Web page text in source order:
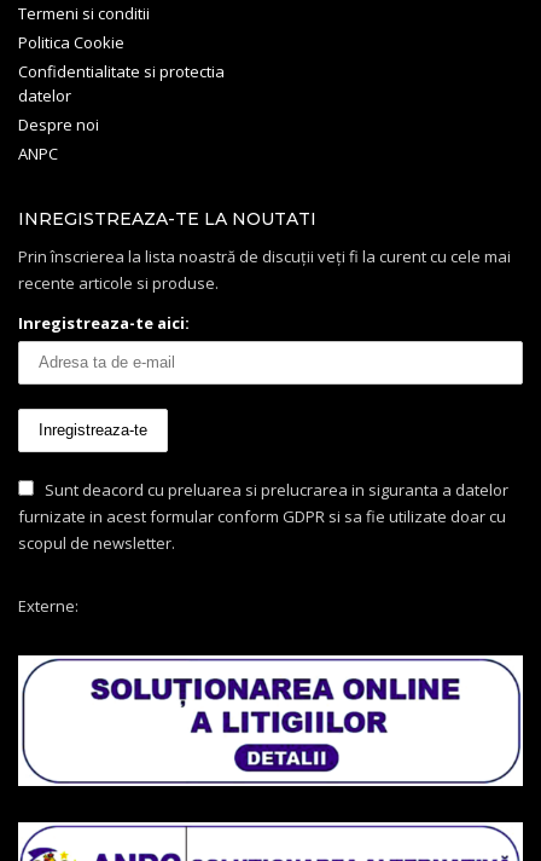
Termeni si conditii
Politica Cookie
Confidentialitate si protectia
datelor
Despre noi
ANPC
INREGISTREAZA-TE LA NOUTATI
Prin înscrierea la lista noastră de discuții veți fi la curent cu cele mai
recente articole si produse.
Inregistreaza-te aici:
Sunt deacord cu preluarea si prelucrarea in siguranta a datelor
furnizate in acest formular conform GDPR si sa fie utilizate doar cu
scopul de newsletter.
Externe: